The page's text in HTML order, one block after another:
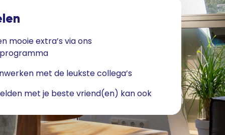
mooie extra’s via ons
met de leukste collega’s
met je beste vriend(en) kan ook